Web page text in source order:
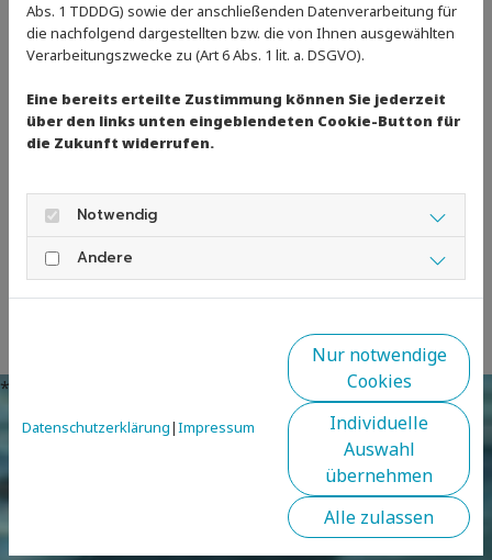
Kinder, die Interesse am
folgende Trainingsoptionen an
*** INFO: Bild in Hintergrund der Spalte (Desktop) ***
Abs. 1 TDDDG) sowie der anschließenden Datenverarbeitung für
die nachfolgend dargestellten bzw. die von Ihnen ausgewählten
Verarbeitungszwecke zu (Art 6 Abs. 1 lit. a. DSGVO).
Eine bereits erteilte Zustimmung können Sie jederzeit
über den links unten eingeblendeten Cookie-Button für
die Zukunft widerrufen.
Notwendig
Andere
Datenschutzerklärung|Impressum
Nur notwendige
Cookies
Individuelle
Auswahl
übernehmen
Alle zulassen